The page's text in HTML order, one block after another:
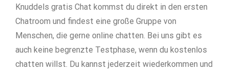
Knuddels gratis Chat kommst du direkt in den ersten
Chatroom und findest eine große Gruppe von
Menschen, die gerne online chatten. Bei uns gibt es
auch keine begrenzte Testphase, wenn du kostenlos
chatten willst. Du kannst jederzeit wiederkommen und